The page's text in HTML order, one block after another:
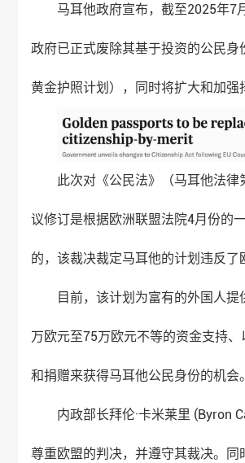
马耳他政府宣布，截至2025年7
政府已正式废除其基于投资的公民身
黄金护照计划），同时将扩大和加强
此次对《公民法》（马耳他法律
议修订是根据欧洲联盟法院4月份的
的，该裁决裁定马耳他的计划违反了
目前，该计划为富有的外国人提
万欧元至75万欧元不等的资金支持
和捐赠来获得马耳他公民身份的机会。
内政部长拜伦·卡米莱里 (Byron
尊重欧盟的判决，并遵守其裁决。同